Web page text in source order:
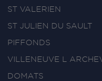
ST VALERIEN
ST JULIEN DU SAULT
PIFFONDS
VILLENEUVE L
DOMATS